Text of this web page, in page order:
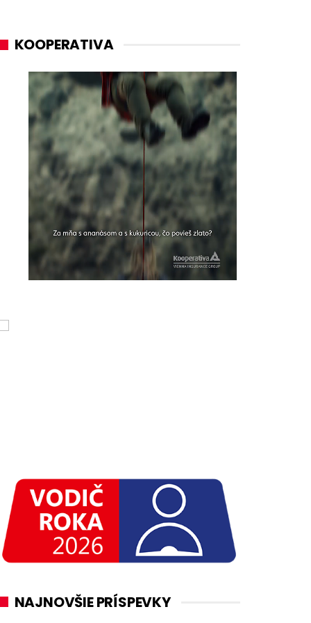
KOOPERATIVA
NAJNOVŠIE PRÍSPEVKY